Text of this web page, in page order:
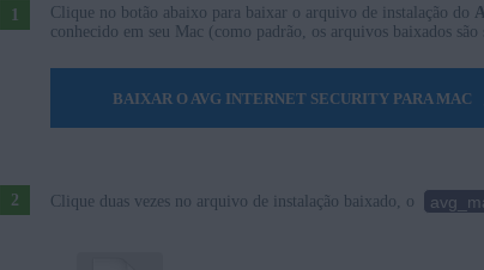
Apple macOS 15.x (Sequoia)
Apple macOS 13.x (Ventura)
Apple macOS 10.14.x (Mojave)
Clique no botão abaixo para baixar o arquivo de instalação do
conhecido em seu Mac (como padrão, os arquivos baixados são
BAIXAR O AVG INTERNET SECURITY PARA MAC
Clique duas vezes no arquivo de instalação baixado, o